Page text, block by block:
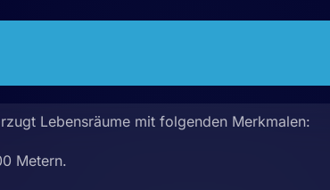
Lebensräume mit folgenden Merkmalen:
Metern.